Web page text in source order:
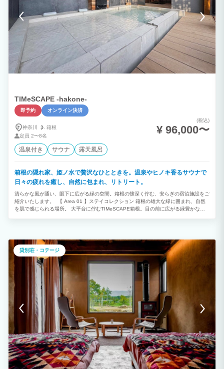
ラネタリウムを独占する。そんな贅沢な時間が流れます。 ■ 快適なご滞在のための設
備 ・宿泊人数： 1〜4名様（ダブルベッド、シングルベッド、大型ソファ完備）。シャ
ワールームとトイレを各2室ずつ備え、グループでもストレスなくお過ごしいただけま
す。 ・充実のキッチン家電： IH、電子レンジ、冷凍冷蔵庫完備。冬に嬉しいお鍋もご
用意。 ・焚き火の贈り物： 全てのお客様に「焚き火セット」をサービス。静寂のな
か、揺れる炎と共に自分を取り戻す時間をお楽しみください。 ■ オプション・お食事
・イベリコ豚のしゃぶしゃぶディナー： 2人前6,600円〜（事前予約制）。 ・BBQス
タイル： セット貸出（5,500円）のほか、ご自身の愛用セットの持ち込みも可能です。
■ 訪れる皆さまへ 当館は、朝日と共に目覚め、星空の下で眠りにつく「自然のサイク
ル」を大切にしています。 環境負荷を抑えた設計のため、電化製品の持ち込み制限や
TIMeSCAPE -hakone-
即予約 オンライン決済
神奈川
箱根
定員 2〜8名
(税込)
¥ 96,000〜
温泉付き サウナ 露天風呂
箱根の隠れ家、姫ノ水で贅沢なひとときを。温泉やヒノキ香るサウナで
日々の疲れを癒し、自然に包まれ、リトリート。
清らかな風が通い、眼下に広がる緑の空間。箱根の懐深く佇む、安らぎの宿泊施設をご
紹介いたします。 【 Area 01 】ステイコレクション 箱根の雄大な緑に囲まれ、自然
を肌で感じられる場所。 大平台に佇むTIMeSCAPE箱根。目の前に広がる緑豊かな風
香るサウナで贅沢なひとときをお楽しみいただけます。自然の温もりと癒しに満ちた空
間で、心身ともにリフレッシュ。木々のゆらめきを浴びながら外気浴をご堪能くださ
い。 【 Area 03 】ナチュラルスパ 源泉掛け流しの温泉で、静かな緑を肌で感じる露
天風呂。 緑に囲まれた露天風呂からは、青く澄んだ空と、広がる緑を見渡すことがで
き、箱根の自然を堪能できます。源泉掛け流しの露天風呂で大自然に包まれながら、大
切な人と至福のひとときをお過ごしください。 【 お子様と一緒に思い出作りを 】 大
切な赤ちゃんやお子様と一緒に、ゆったりとした時間を過ごしていただけるよう、ベビ
ーベッド・ベビーバス・ベビーチェアをご用意しております。 赤ちゃんやお子様とリ
ラックスしたひとときをお過ごしください。
貸別荘・コテージ